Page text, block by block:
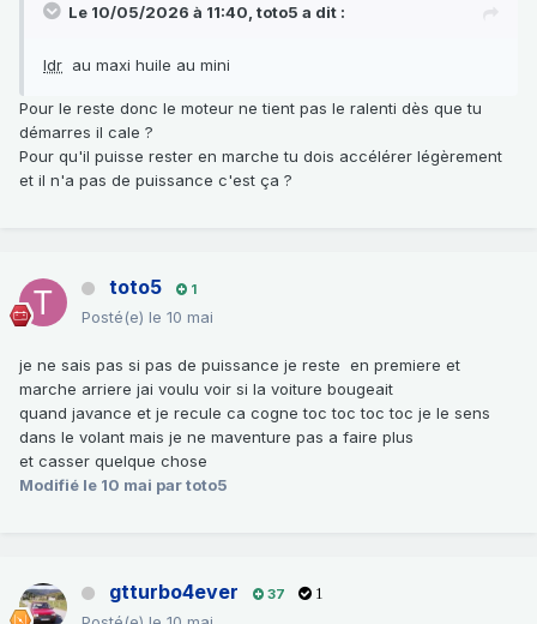
Le 10/05/2026 à 11:40, toto5 a dit :
ldr au maxi huile au mini
Pour le reste donc le moteur ne tient pas le ralenti dès que tu
démarres il cale ?
Pour qu'il puisse rester en marche tu dois accélérer légèrement
et il n'a pas de puissance c'est ça ?
toto5 1
Posté(e) le 10 mai
je ne sais pas si pas de puissance je reste en premiere et
marche arriere jai voulu voir si la voiture bougeait
quand javance et je recule ca cogne toc toc toc toc je le sens
dans le volant mais je ne maventure pas a faire plus
et casser quelque chose
Modifié le 10 mai par toto5
gtturbo4ever 37 1